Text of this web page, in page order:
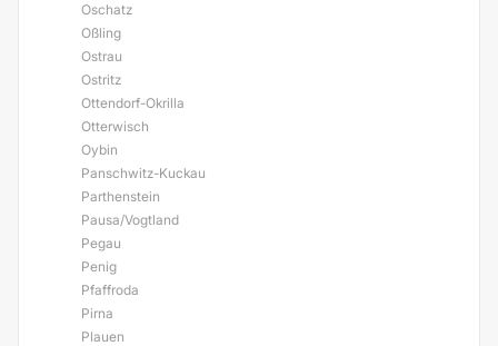
Oschatz
Oßling
Ostrau
Ostritz
Ottendorf-Okrilla
Otterwisch
Oybin
Panschwitz-Kuckau
Parthenstein
Pausa/Vogtland
Pegau
Penig
Pfaffroda
Pirna
Plauen